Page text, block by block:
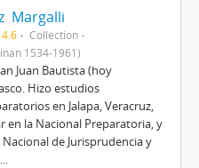
Margalli
Collection
1534-1961)
Juan Bautista (hoy
Hizo estudios
en Jalapa, Veracruz,
en la Nacional Preparatoria, y
de Jurisprudencia y